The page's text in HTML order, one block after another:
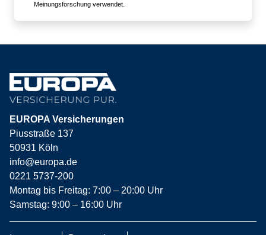
Meinungsforschung verwendet.
EUROPA Versicherungen
Piusstraße 137
50931 Köln
info@europa.de
0221 5737-200
Montag bis Freitag: 7:00 – 20:00 Uhr
Samstag: 9:00 – 16:00 Uhr